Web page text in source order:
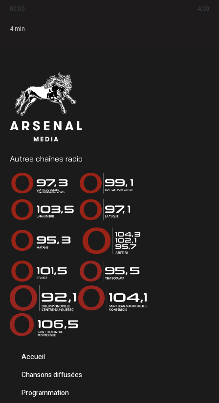
00:00 4:00
4min
Autres chaînes radio
Accueil
Chansons diffusées
Programmation